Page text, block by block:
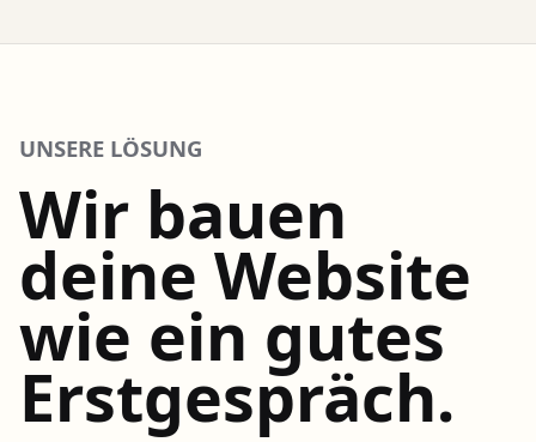
UNSERE LÖSUNG
Wir bauen
deine Website
wie ein gutes
Erstgespräch.